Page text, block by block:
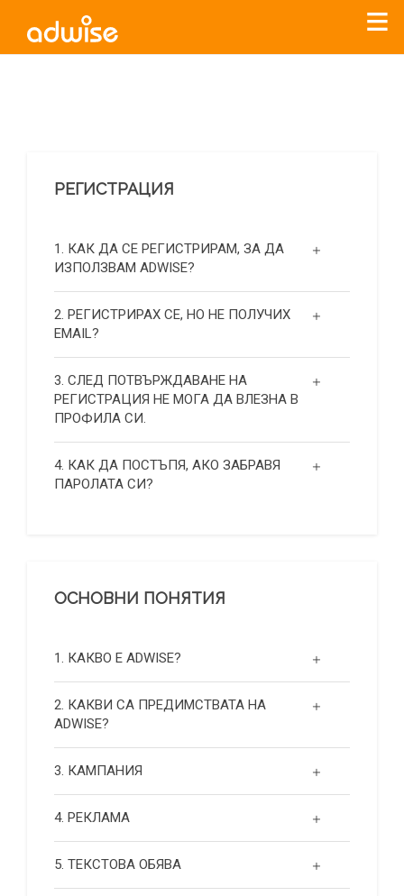
РЕГИСТРАЦИЯ
1. КАК ДА СЕ РЕГИСТРИРАМ, ЗА ДА
ИЗПОЛЗВАМ ADWISE?
2. РЕГИСТРИРАХ СЕ, НО НЕ ПОЛУЧИХ
EMAIL?
3. СЛЕД ПОТВЪРЖДАВАНЕ НА
РЕГИСТРАЦИЯ НЕ МОГА ДА ВЛЕЗНА В
ПРОФИЛА СИ.
4. КАК ДА ПОСТЪПЯ, АКО ЗАБРАВЯ
ПАРОЛАТА СИ?
ОСНОВНИ ПОНЯТИЯ
1. КАКВО Е ADWISE?
2. КАКВИ СА ПРЕДИМСТВАТА НА
ADWISE?
3. КАМПАНИЯ
4. РЕКЛАМА
5. ТЕКСТОВА ОБЯВА